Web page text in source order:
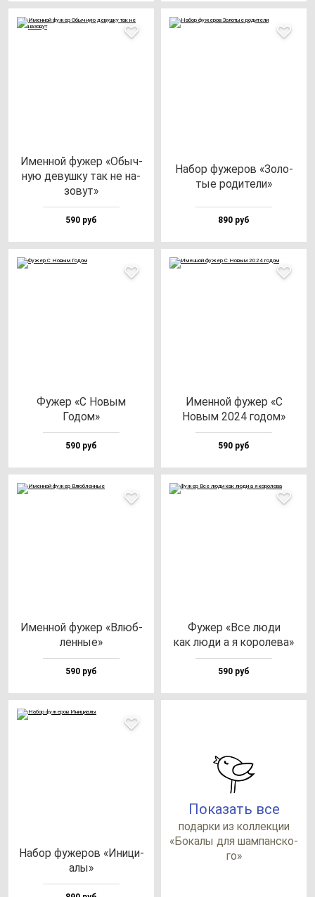
Имен­ной фу­жер «Обыч­
ную де­вуш­ку так не на­
зо­вут»
590 руб
Набор фу­же­ров «Золо­
тые ро­ди­те­ли»
890 руб
Фужер «С Новым
Годом»
590 руб
Имен­ной фу­жер «С
Новым 2024 го­дом»
590 руб
Имен­ной фу­жер «Влюб­
лен­ные»
590 руб
Фужер «Все лю­ди
как лю­ди а я ко­ро­ле­ва»
590 руб
Набор фу­же­ров «Ини­ци­
алы»
Показать все
по­дар­ки из кол­лек­ции
«Бока­лы для шам­пан­ско­
го»